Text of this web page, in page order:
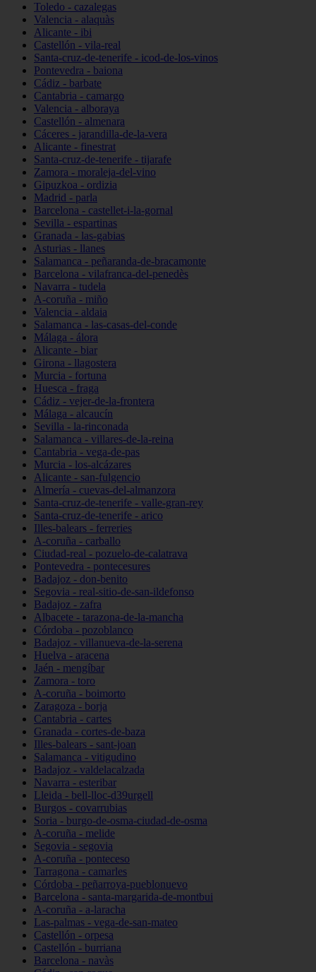
Toledo - cazalegas
Valencia - alaquàs
Alicante - ibi
Castellón - vila-real
Santa-cruz-de-tenerife - icod-de-los-vinos
Pontevedra - baiona
Cádiz - barbate
Cantabria - camargo
Valencia - alboraya
Castellón - almenara
Cáceres - jarandilla-de-la-vera
Alicante - finestrat
Santa-cruz-de-tenerife - tijarafe
Zamora - moraleja-del-vino
Gipuzkoa - ordizia
Madrid - parla
Barcelona - castellet-i-la-gornal
Sevilla - espartinas
Granada - las-gabias
Asturias - llanes
Salamanca - peñaranda-de-bracamonte
Barcelona - vilafranca-del-penedès
Navarra - tudela
A-coruña - miño
Valencia - aldaia
Salamanca - las-casas-del-conde
Málaga - álora
Alicante - biar
Girona - llagostera
Murcia - fortuna
Huesca - fraga
Cádiz - vejer-de-la-frontera
Málaga - alcaucín
Sevilla - la-rinconada
Salamanca - villares-de-la-reina
Cantabria - vega-de-pas
Murcia - los-alcázares
Alicante - san-fulgencio
Almería - cuevas-del-almanzora
Santa-cruz-de-tenerife - valle-gran-rey
Santa-cruz-de-tenerife - arico
Illes-balears - ferreries
A-coruña - carballo
Ciudad-real - pozuelo-de-calatrava
Pontevedra - pontecesures
Badajoz - don-benito
Segovia - real-sitio-de-san-ildefonso
Badajoz - zafra
Albacete - tarazona-de-la-mancha
Córdoba - pozoblanco
Badajoz - villanueva-de-la-serena
Huelva - aracena
Jaén - mengíbar
Zamora - toro
A-coruña - boimorto
Zaragoza - borja
Cantabria - cartes
Granada - cortes-de-baza
Illes-balears - sant-joan
Salamanca - vitigudino
Badajoz - valdelacalzada
Navarra - esteribar
Lleida - bell-lloc-d39urgell
Burgos - covarrubias
Soria - burgo-de-osma-ciudad-de-osma
A-coruña - melide
Segovia - segovia
A-coruña - ponteceso
Tarragona - camarles
Córdoba - peñarroya-pueblonuevo
Barcelona - santa-margarida-de-montbui
A-coruña - a-laracha
Las-palmas - vega-de-san-mateo
Castellón - orpesa
Castellón - burriana
Barcelona - navàs